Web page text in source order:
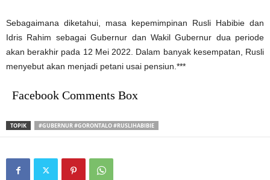
Sebagaimana diketahui, masa kepemimpinan Rusli Habibie dan
Idris Rahim sebagai Gubernur dan Wakil Gubernur dua periode
akan berakhir pada 12 Mei 2022. Dalam banyak kesempatan, Rusli
menyebut akan menjadi petani usai pensiun.***
Facebook Comments Box
TOPIK #GUBERNUR #GORONTALO #RUSLIHABIBIE